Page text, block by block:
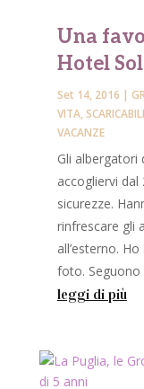
Una
Hotel
Set 14, 2016 |
VITA,SCARICABILI
VACANZE
Gli albergatori
accogliervi
sicurezze.
rinfrescare gli
all’esterno.
foto. Seguono
leggi di più